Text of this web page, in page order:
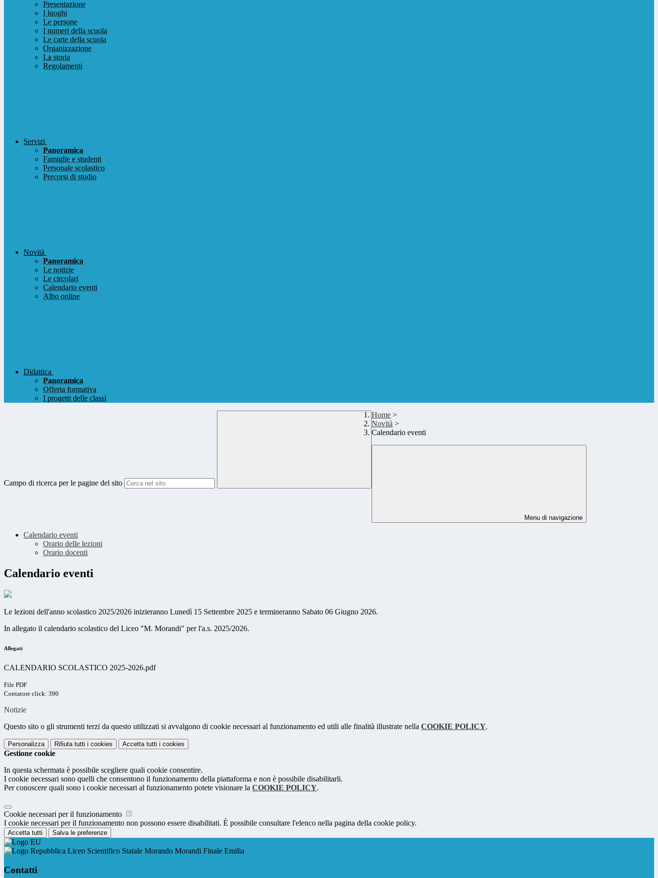
Presentazione
I luoghi
Le persone
I numeri della scuola
Le carte della scuola
Organizzazione
La storia
Regolamenti
Servizi
Panoramica
Famiglie e studenti
Personale scolastico
Percorsi di studio
Novità
Panoramica
Le notizie
Le circolari
Calendario eventi
Albo online
Didattica
Panoramica
Offerta formativa
I progetti delle classi
Campo di ricerca per le pagine del sito
Home >
Novità >
Calendario eventi
Menu di navigazione
Calendario eventi
Orario delle lezioni
Orario docenti
Calendario eventi
Le lezioni dell'anno scolastico 2025/2026 inizieranno Lunedì 15 Settembre 2025 e termineranno Sabato 06 Giugno 2026.
In allegato il calendario scolastico del Liceo "M. Morandi" per l'a.s. 2025/2026.
Allegati
CALENDARIO SCOLASTICO 2025-2026.pdf
File PDF
Contatore click: 390
Notizie
Questo sito o gli strumenti terzi da questo utilizzati si avvalgono di cookie necessari al funzionamento ed utili alle finalità illustrate nella COOKIE POLICY.
Personalizza Rifiuta tutti i cookies Accetta tutti i cookies
Gestione cookie
In questa schermata è possibile scegliere quali cookie consentire.
I cookie necessari sono quelli che consentono il funzionamento della piattaforma e non è possibile disabilitarli.
Per conoscere quali sono i cookie necessari al funzionamento potete visionare la COOKIE POLICY.
Cookie necessari per il funzionamento
I cookie necessari per il funzionamento non possono essere disabilitati. È possibile consultare l'elenco nella pagina della cookie policy.
Accetta tutti Salva le preferenze
Liceo Scientifico Statale Morando Morandi Finale Emilia
Contatti